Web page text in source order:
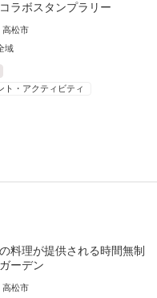
ラボスタンプラリー
高松市
域
ト・アクティビティ
料理が提供される時間無制
ーデン
高松市